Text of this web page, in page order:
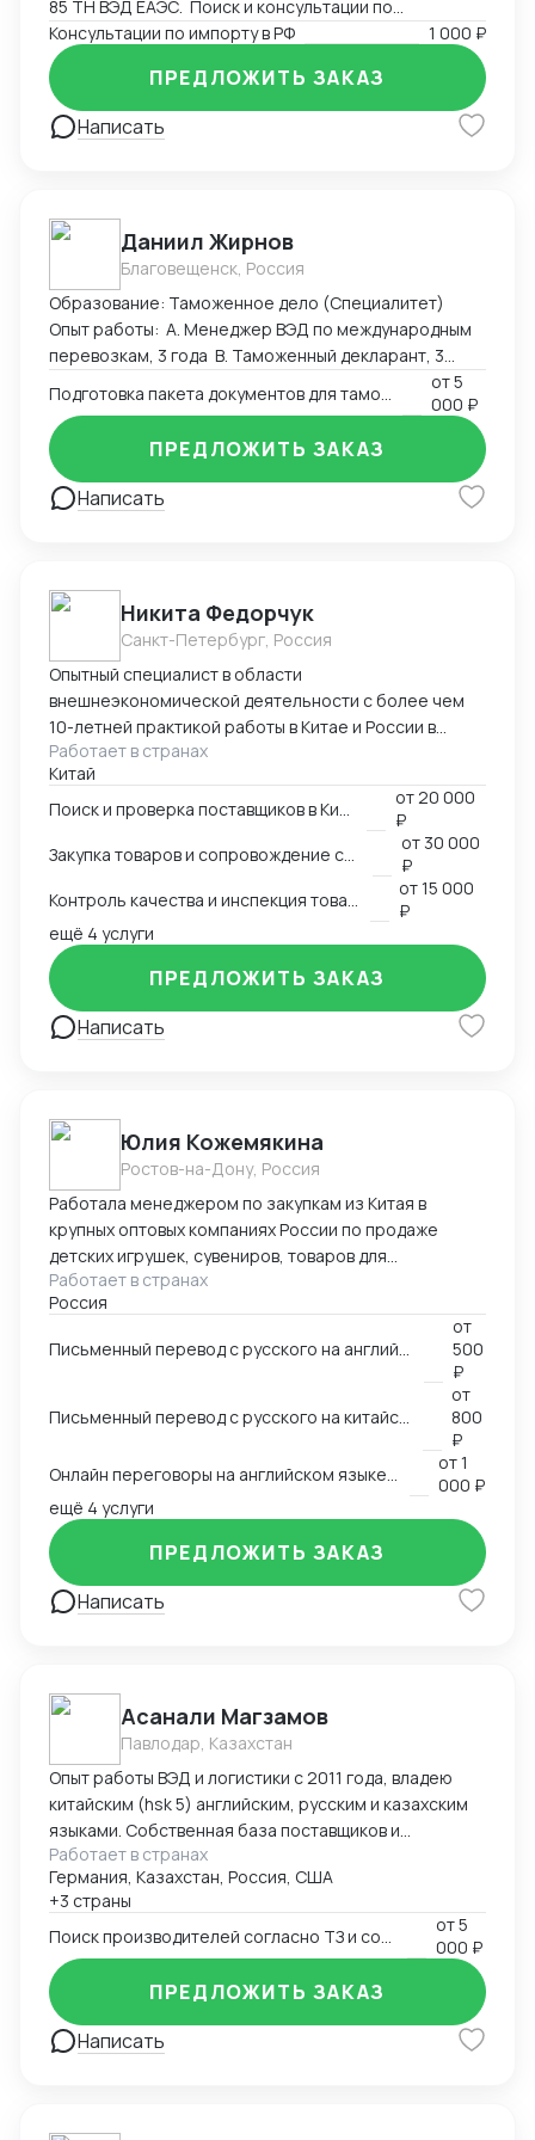
85 ТН ВЭД ЕАЭС. Поиск и консультации по
разрешительным документам, необходимым для
экспорта или импорта на территорию РФ.
Консультации по импорту в РФ 1 000 ₽
Написать
ПРЕДЛОЖИТЬ ЗАКАЗ
Даниил Жирнов
Благовещенск, Россия
Образование: Таможенное дело (Специалитет)
Опыт работы: А. Менеджер ВЭД по международным
перевозкам, 3 года B. Таможенный декларант, 3
от5
000 ₽
Написать
ПРЕДЛОЖИТЬ ЗАКАЗ
Никита Федорчук
Санкт-Петербург, Россия
Опытный специалист в области
внешнеэкономической деятельности с более чем
10-летней практикой работы в Китае и России в
сфере ВЭД. Знаю китайский и английский языки на
профессиональном уровне, имею глубокую
экспертизу в закупках, логистике и международных
расчетах. Организую полный цикл работы с Китаем:
поиск и проверка поставщиков, переговоры,
сопровождение контрактов, контроль качества
продукции, доставка и оплата поставщикам.
Ключевые компетенции Поиск и проверка надежных
поставщиков в Китае Ведение переговоров на
китайском и английском языках Организация
закупок и международной логистики «под ключ»
Международные платежи и финансовое
Работает в странах
Китай
от20 000
₽
от 30 000
₽
от15 000
₽
ещё 4 услуги
Написать
ПРЕДЛОЖИТЬ ЗАКАЗ
Юлия Кожемякина
Ростов-на-Дону, Россия
Работала менеджером по закупкам из Китая в
крупных оптовых компаниях России по продаже
детских игрушек, сувениров, товаров для
праздников,подарочной упаковки, садовой мебели и
других категорий более 8 лет. Знаю все стадии
сравнение, отбор выгодных условий -проведение
переговоров с поставщиками (английский язык B2,
китайский язык B1), -работа с дизайнерами по
заказа в Китае (оформление контракта, приложения
на оплату), -доставка и проверка образов из Китая,
-инспекции (онлайн и оффлайн), -организация
доставки товара из Китая (карго и "в белую"),
-оформление таможенных документов (инвойс,
упаковочный,спецификация), -планирование
поставщиками), -сопровождение в командировках в
качестве переводчика
Работает в странах
Россия
Письменный перевод с русского на английский язык и наоборот на любую заданную тему
от
500
₽
Письменный перевод с русского на китайский язык и наоборот на любую заданную тему
от
800
₽
от1
000 ₽
ещё 4 услуги
Написать
ПРЕДЛОЖИТЬ ЗАКАЗ
Асанали Магзамов
Павлодар, Казахстан
Опыт работы ВЭД и логистики с 2011 года, владею
китайским (hsk 5) английским, русским и казахским
языками. Собственная база поставщиков и
инспекторов для контроля качества. Опыт ведения
переговоров для получения оптимальных условий.
Работает в странах
Германия, Казахстан, Россия, США
+3 страны
от5
000 ₽
Написать
ПРЕДЛОЖИТЬ ЗАКАЗ